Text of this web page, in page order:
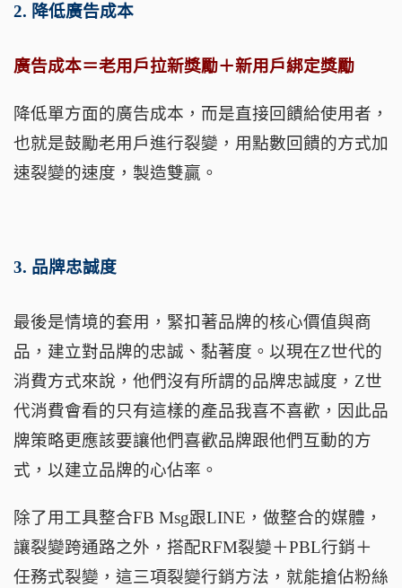
2. 降低廣告成本
廣告成本＝老用戶拉新獎勵＋新用戶綁定獎勵
降低單方面的廣告成本，而是直接回饋給使用者，
也就是鼓勵老用戶進行裂變，用點數回饋的方式加
速裂變的速度，製造雙贏。
3. 品牌忠誠度
最後是情境的套用，緊扣著品牌的核心價值與商
品，建立對品牌的忠誠、黏著度。以現在Z世代的
消費方式來說，他們沒有所謂的品牌忠誠度， Z世
代消費會看的只有這樣的產品我喜不喜歡，因此品
牌策略更應該要讓他們喜歡品牌跟他們互動的方
式，以建立品牌的心佔率。
除了用工具整合FB Msg跟LINE ，做整合的媒體，
讓裂變跨通路之外，搭配RFM裂變＋PBL行銷＋
任務式裂變，這三項裂變行銷方法，就能搶佔粉絲